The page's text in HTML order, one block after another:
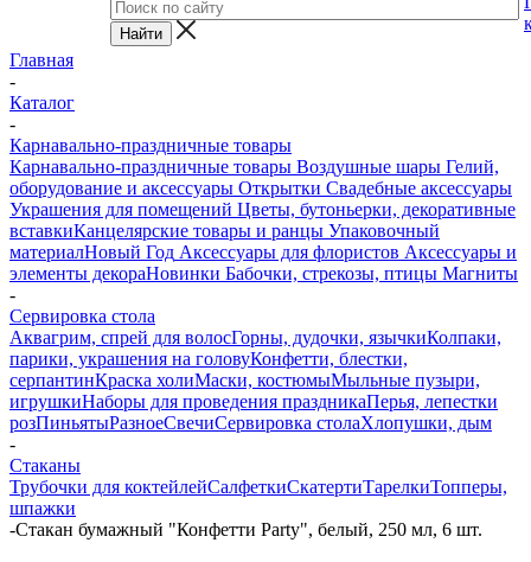
Главная
-
Каталог
-
Карнавально-праздничные товары
Карнавально-праздничные товары Воздушные шары Гелий,
оборудование и аксессуары Открытки Свадебные аксессуары
Украшения для помещений Цветы, бутоньерки, декоративные
вставкиКанцелярские товары и ранцы Упаковочный
материалНовый Год Аксессуары для флористов Аксессуары и
элементы декораНовинки Бабочки, стрекозы, птицы Магниты
-
Сервировка стола
Аквагрим, спрей для волосГорны, дудочки, язычкиКолпаки,
парики, украшения на головуКонфетти, блестки,
серпантинКраска холиМаски, костюмыМыльные пузыри,
игрушкиНаборы для проведения праздникаПерья, лепестки
розПиньятыРазноеСвечиСервировка столаХлопушки, дым
-
Стаканы
Трубочки для коктейлейСалфеткиСкатертиТарелкиТопперы,
шпажки
-Стакан бумажный "Конфетти Party", белый, 250 мл, 6 шт.